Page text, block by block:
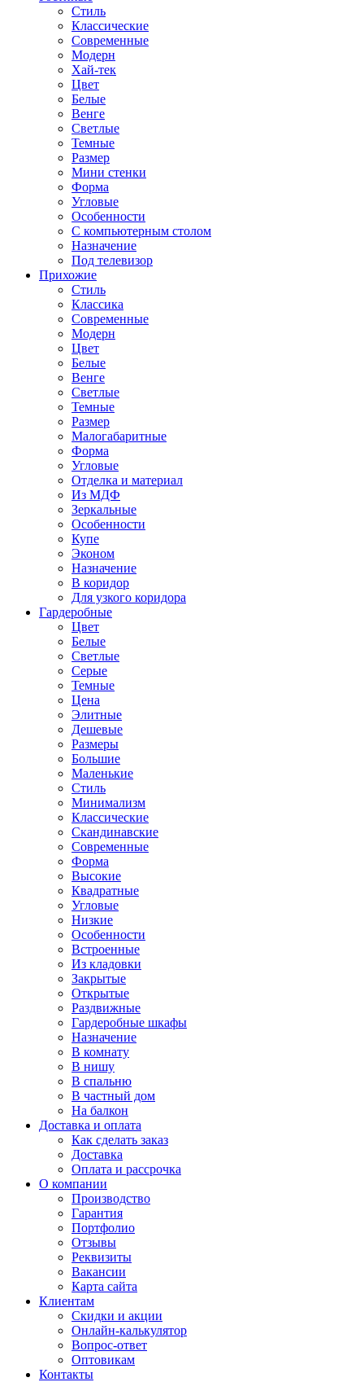
Стиль
Классические
Современные
Модерн
Хай-тек
Цвет
Белые
Венге
Светлые
Темные
Размер
Мини стенки
Форма
Угловые
Особенности
С компьютерным столом
Назначение
Под телевизор
Прихожие
Стиль
Классика
Современные
Модерн
Цвет
Белые
Венге
Светлые
Темные
Размер
Малогабаритные
Форма
Угловые
Отделка и материал
Из МДФ
Зеркальные
Особенности
Купе
Эконом
Назначение
В коридор
Для узкого коридора
Гардеробные
Цвет
Белые
Светлые
Серые
Темные
Цена
Элитные
Дешевые
Размеры
Большие
Маленькие
Стиль
Минимализм
Классические
Скандинавские
Современные
Форма
Высокие
Квадратные
Угловые
Низкие
Особенности
Встроенные
Из кладовки
Закрытые
Открытые
Раздвижные
Гардеробные шкафы
Назначение
В комнату
В нишу
В спальню
В частный дом
На балкон
Доставка и оплата
Как сделать заказ
Доставка
Оплата и рассрочка
О компании
Производство
Гарантия
Портфолио
Отзывы
Реквизиты
Вакансии
Карта сайта
Клиентам
Скидки и акции
Онлайн-калькулятор
Вопрос-ответ
Оптовикам
Контакты